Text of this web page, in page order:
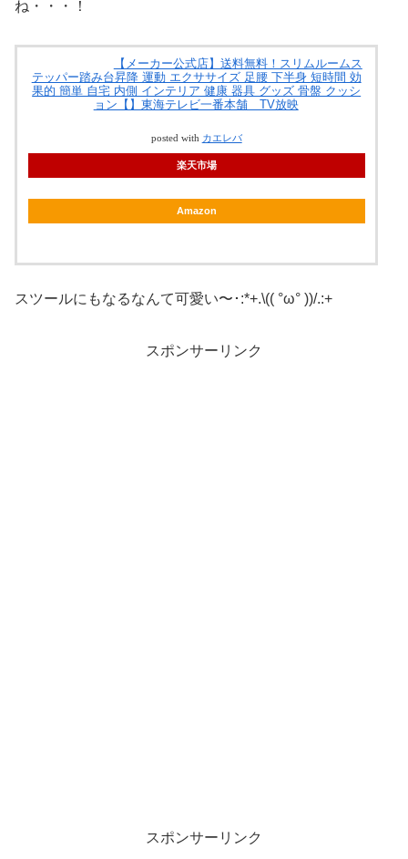
ね・・・！
【メーカー公式店】送料無料！スリムルームス
テッパー踏み台昇降 運動 エクササイズ 足腰 下半身 短時間 効
果的 簡単 自宅 内側 インテリア 健康 器具 グッズ 骨盤 クッシ
ョン【】東海テレビ一番本舗 TV放映
posted with カエレバ
楽天市場
Amazon
スツールにもなるなんて可愛い〜･:*+.\(( °ω° ))/.:+
スポンサーリンク
スポンサーリンク